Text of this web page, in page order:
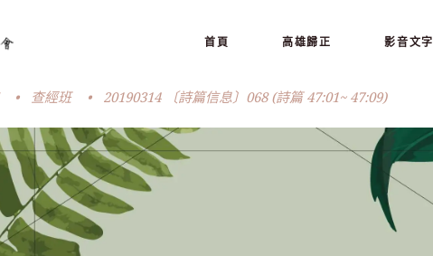
首頁 高雄歸正 影音文字
• 查經班 • 20190314 〔詩篇信息〕068 (詩篇 47:01~ 47:09)